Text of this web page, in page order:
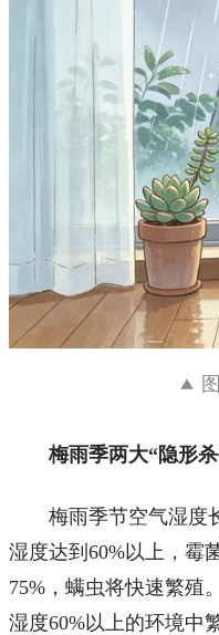
梅雨季两大“隐形
梅雨季节空气湿度
湿度达到60%以上，霉
75%，螨虫将快速繁殖
湿度60%以上的环境中